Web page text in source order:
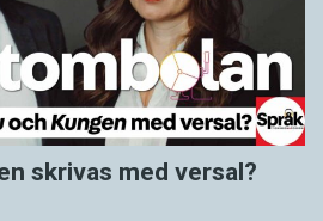
skrivas med versal?